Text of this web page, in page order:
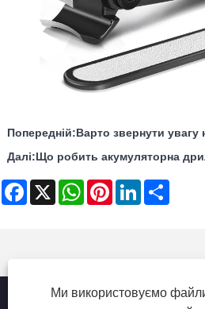
Попередній:Варто звернути увагу
Далі:Що робить акумуляторна
Facebook
X WhatsAppPinterestLinkedIn
Ми використовуємо